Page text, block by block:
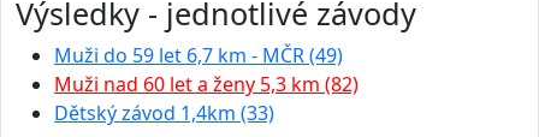
Výsledky - jednotlivé závody
Muži do 59 let 6,7 km - MČR (49)
Muži nad 60 let a ženy 5,3 km (82)
Dětský závod 1,4km (33)